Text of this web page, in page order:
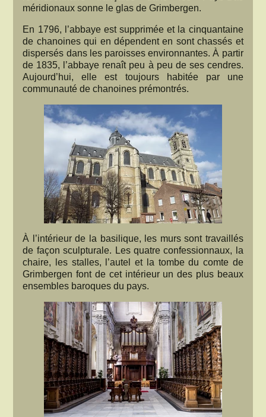
méridionaux sonne le glas de Grimbergen.
En 1796, l’abbaye est supprimée et la cinquantaine
de chanoines qui en dépendent en sont chassés et
dispersés dans les paroisses environnantes. À partir
de 1835, l’abbaye renaît peu à peu de ses cendres.
Aujourd’hui, elle est toujours habitée par une
communauté de chanoines prémontrés.
À l’intérieur de la basilique, les murs sont travaillés
de façon sculpturale. Les quatre confessionnaux, la
chaire, les stalles, l’autel et la tombe du comte de
Grimbergen font de cet intérieur un des plus beaux
ensembles baroques du pays.